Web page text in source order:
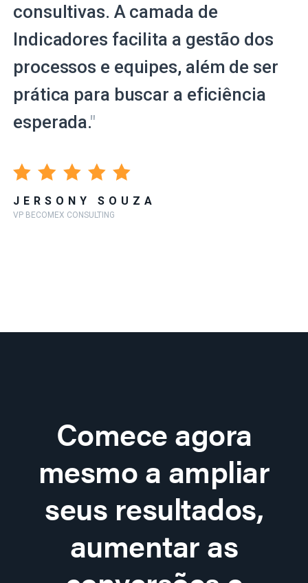
consultivas. A camada de
Indicadores facilita a gestão dos
processos e equipes, além de ser
prática para buscar a eficiência
esperada."
JERSONY SOUZA
VP BECOMEX CONSULTING
Comece agora
mesmo a ampliar
seus resultados,
aumentar as